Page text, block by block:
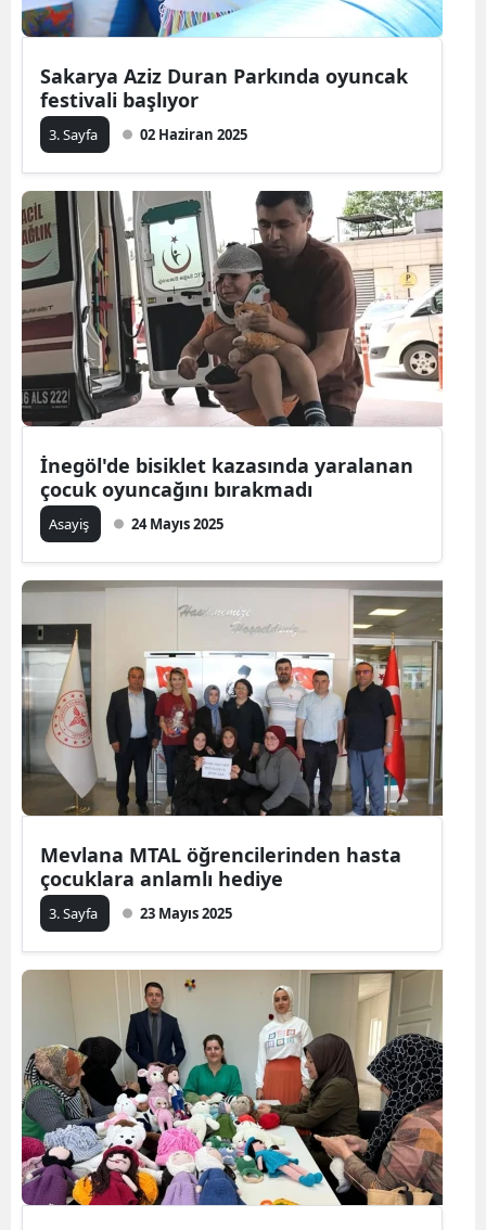
Sakarya Aziz Duran Parkında oyuncak
festivali başlıyor
3. Sayfa 02 Haziran 2025
İnegöl'de bisiklet kazasında yaralanan
çocuk oyuncağını bırakmadı
Asayiş 24 Mayıs 2025
Mevlana MTAL öğrencilerinden hasta
çocuklara anlamlı hediye
3. Sayfa 23 Mayıs 2025